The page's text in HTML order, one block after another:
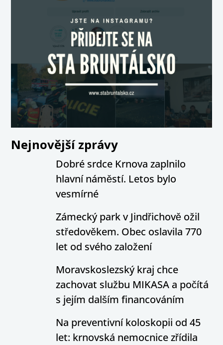
Nejnovější zprávy
Dobré srdce Krnova zaplnilo
hlavní náměstí. Letos bylo
vesmírné
Zámecký park v Jindřichově ožil
středověkem. Obec oslavila 770
let od svého založení
Moravskoslezský kraj chce
zachovat službu MIKASA a počítá
s jejím dalším financováním
Na preventivní koloskopii od 45
let: krnovská nemocnice zřídila